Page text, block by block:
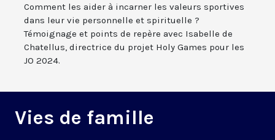
Comment les aider à incarner les valeurs sportives
dans leur vie personnelle et spirituelle ?
Témoignage et points de repère avec Isabelle de
Chatellus, directrice du projet Holy Games pour les
JO 2024.
Vies de famille